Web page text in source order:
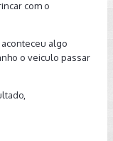
com o
algo
o veiculo passar